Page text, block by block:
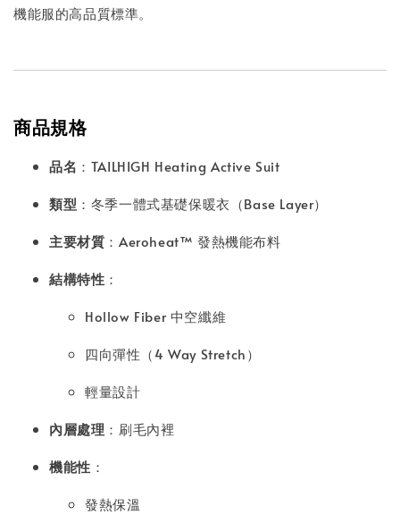
機能服的高品質標準。
商品規格
品名 ：TAILHIGH Heating Active Suit
類型 ：冬季一體式基礎保暖衣（Base Layer）
主要材質 ：Aeroheat™ 發熱機能布料
結構特性 ：
Hollow Fiber 中空纖維
四向彈性（4 Way Stretch）
輕量設計
內層處理 ：刷毛內裡
機能性 ：
發熱保溫